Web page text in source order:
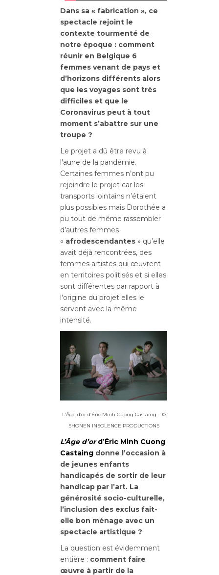
Dans sa « fabrication », ce
spectacle rejoint le
contexte tourmenté de
notre époque : comment
réunir en Belgique 6
femmes venant de pays et
d’horizons différents alors
que les voyages sont très
difficiles et que le
Coronavirus peut à tout
moment s’abattre sur une
troupe ?
Le projet a dû être revu à
l’aune de la pandémie.
Certaines femmes n’ont pu
rejoindre le projet car les
transports lointains n’étaient
plus possibles mais Dorothée a
pu tout de même rassembler
d’autres femmes
« afrodescendantes » qu’elle
avait déjà rencontrées, des
femmes artistes qui œuvrent
en territoires politisés et si elles
sont différentes par rapport à
l’origine du projet elles le
servent avec la même
intensité.
L’Âge d’or d’Éric Minh Cuong Castaing – ©
SHONEN INSOLENCE PRODUCTIONS
L’Âge d’ord’Éric Minh Cuong
Castaing donne l’occasion à
de jeunes enfants
handicapés de sortir de leur
handicap par l’art. La
générosité socio-culturelle,
l’inclusion des exclus fait-
elle bon ménage avec un
spectacle artistique ?
La question est évidemment
entière : comment faire
œuvre à partir de la